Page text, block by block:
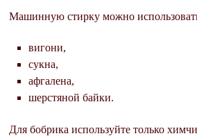
Машинную стирку можно
вигони,
сукна,
афгалена,
шерстяной байки.
Для бобрика используйте только